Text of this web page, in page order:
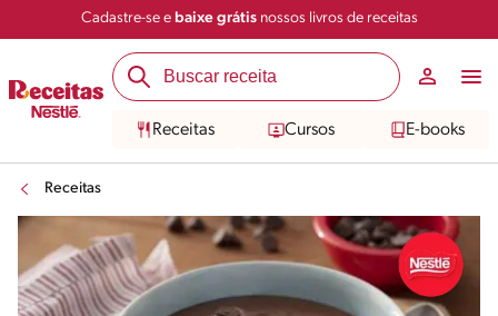
Cadastre-se e baixe grátisnossos livros de receitas
Receitas Cursos E-books
Receitas
Salvar Compartilhar